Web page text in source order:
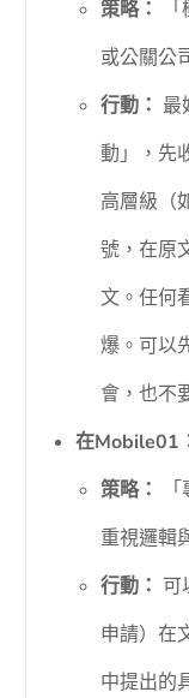
策略：
或公關公
行動： 最
動」，先
高層級（
號，在原
文。任何
爆。可以
會，也不
在Mobile01
策略：
重視邏輯
行動： 可
申請）在
中提出的